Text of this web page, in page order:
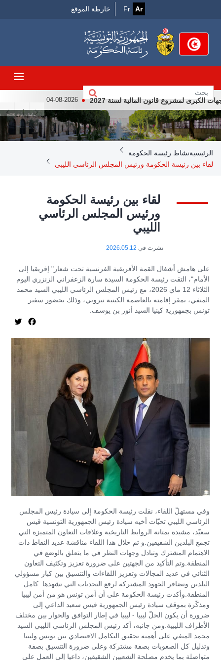
الرئيسي
Fr Ar
Menu
خارطة الموقع
لمشروع قانون المالية لسنة 2027 04-08-2026 لقاء رئيس
Breadcrumb
الرئيسيةنشاط رئيسة الحكومة
لقاء بين رئيسة الحكومة ورئيس المجلس الرئاسي الليبي
لقاء بين رئيسة الحكومة
ورئيس المجلس الرئاسي
الليبي
نشرت في 2026.05.12
على هامش أشغال القمة الأفريقية الفرنسية تحت شعار" إفريقيا إلى
الأمام"، التقت رئيسة الحكومة السيدة سارة الزعفراني الزنزري اليوم
الثلاثاء 12 ماي 2026، مع رئيس المجلس الرئاسي الليبي السيد محمد
المنفي، بمقر إقامته بالعاصمة الكينية نيروبي، وذلك بحضور سفير
تونس بجمهورية كينيا السيد أنور بن يوسف.
وفي مستهلّ اللقاء، نقلت رئيسة الحكومة إلى سيادة رئيس المجلس
الرئاسي الليبي تحيّات أخيه سيادة رئيس الجمهورية التونسية قيس
سعيّد، مشيدة بمتانة الروابط التاريخية وعلاقات التعاون المتميزة التي
تجمع البلدين الشقيقين.و تم خلال هذا اللقاء مناقشة عديد النقاط ذات
الاهتمام المشترك وتبادل وجهات النظر في ما يتعلق بالوضع في
المنطقة.وتم التأكيد من الجهتين على ضرورة تعزيز وتكثيف التعاون
الثنائي في عديد المجالات وتعزيز اللقاءات والتنسيق بين كبار مسؤولي
البلدين وتضافر الجهود المشتركة لرفع التحديات التي تشهدها كامل
المنطقة.وأكدت رئيسة الحكومة على أن أمن تونس هو من أمن ليبيا
ومذكّرة بموقف سيادة رئيس الجمهورية قيس سعيد الداعي إلى
ضرورة أن يكون الحلّ ليبيا - ليبيا في إطار التوافق والحوار بين مختلف
الأطراف الليبية.ومن جانبه، أكد رئيس المجلس الرئاسي الليبي السيد
محمد المنفي على أهمية تحقيق التكامل الاقتصادي بين تونس وليبيا
وتذليل كل الصعوبات بصفة مشتركة وعلى ضرورة التنسيق بصفة
متواصلة بما يخدم مصلحة الشعبين الشقيقين، داعيا إلى العمل على